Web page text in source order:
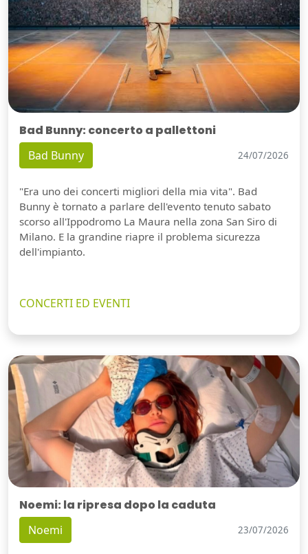
Bad Bunny: concerto a pallettoni
Bad Bunny 24/07/2026
"Era uno dei concerti migliori della mia vita". Bad
Bunny è tornato a parlare dell'evento tenuto sabato
scorso all'Ippodromo La Maura nella zona San Siro di
Milano. E la grandine riapre il problema sicurezza
dell'impianto.
CONCERTI ED EVENTI
Noemi: la ripresa dopo la caduta
Noemi 23/07/2026